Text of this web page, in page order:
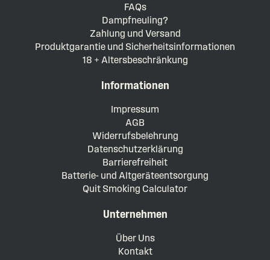
FAQs
Dampfneuling?
Zahlung und Versand
Produktgarantie und Sicherheitsinformationen
18 + Altersbeschränkung
Informationen
Impressum
AGB
Widerrufsbelehrung
Datenschutzerklärung
Barrierefreiheit
Batterie- und Altgeräteentsorgung
Quit Smoking Calculator
Unternehmen
Über Uns
Kontakt